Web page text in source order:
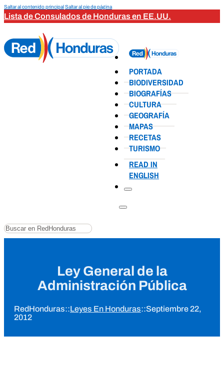
Saltar al contenido principalSaltar al pie de página
Lista de Consulados de Honduras en EE.UU.
PORTADA
BIODIVERSIDAD
BIOGRAFÍAS
CULTURA
GEOGRAFÍA
MAPAS
RECETAS
TURISMO
READ IN
ENGLISH
Buscar
Ley General de la
Administración Pública
RedHonduras::Leyes En Honduras::Septiembre 22,
2012